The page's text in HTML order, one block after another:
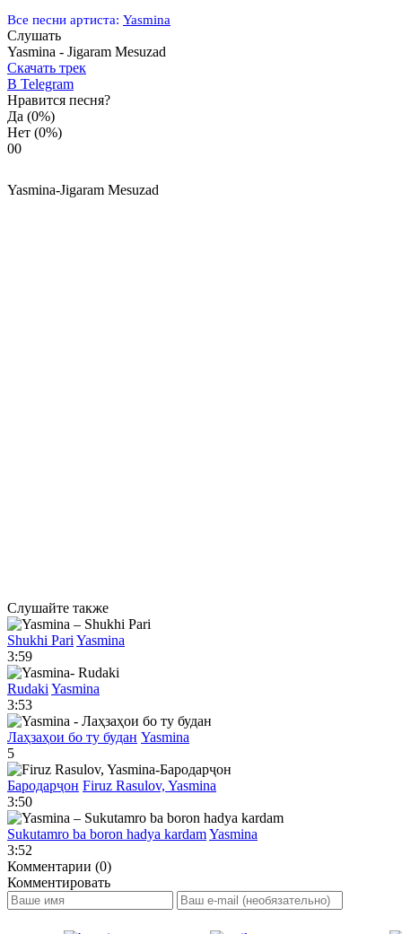
Все песни артиста: Yasmina
Слушать
Yasmina - Jigaram Mesuzad
Скачать трек
В Telegram
Нравится песня?
Да (0%)
Нет (0%)
00
Yasmina-Jigaram Mesuzad
Слушайте также
Shukhi Pari Yasmina
3:59
Rudaki Yasmina
3:53
Лаҳзаҳои бо ту будан Yasmina
5
Бародарҷон Firuz Rasulov, Yasmina
3:50
Sukutamro ba boron hadya kardamYasmina
3:52
Комментарии (0)
Комментировать